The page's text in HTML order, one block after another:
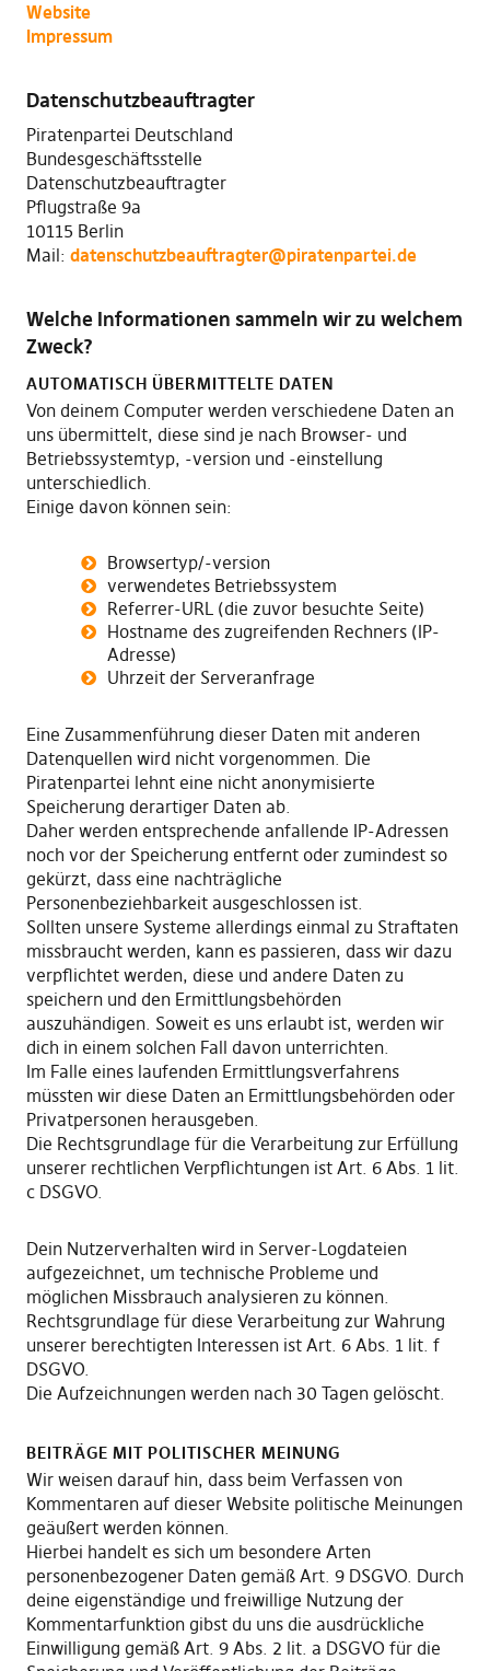
Website
Impressum
Datenschutzbeauftragter
Piratenpartei Deutschland
Bundesgeschäftsstelle
Datenschutzbeauftragter
Pflugstraße 9a
10115 Berlin
Mail: datenschutzbeauftragter@piratenpartei.de
Welche Informationen sammeln wir zu welchem
Zweck?
AUTOMATISCH ÜBERMITTELTE DATEN
Von deinem Computer werden verschiedene Daten an
uns übermittelt, diese sind je nach Browser- und
Betriebssystemtyp, -version und -einstellung
unterschiedlich.
Einige davon können sein:
Browsertyp/-version
verwendetes Betriebssystem
Referrer-URL (die zuvor besuchte Seite)
Hostname des zugreifenden Rechners (IP-
Adresse)
Uhrzeit der Serveranfrage
Eine Zusammenführung dieser Daten mit anderen
Datenquellen wird nicht vorgenommen. Die
Piratenpartei lehnt eine nicht anonymisierte
Speicherung derartiger Daten ab.
Daher werden entsprechende anfallende IP-Adressen
noch vor der Speicherung entfernt oder zumindest so
gekürzt, dass eine nachträgliche
Personenbeziehbarkeit ausgeschlossen ist.
Sollten unsere Systeme allerdings einmal zu Straftaten
missbraucht werden, kann es passieren, dass wir dazu
verpflichtet werden, diese und andere Daten zu
speichern und den Ermittlungsbehörden
auszuhändigen. Soweit es uns erlaubt ist, werden wir
dich in einem solchen Fall davon unterrichten.
Im Falle eines laufenden Ermittlungsverfahrens
müssten wir diese Daten an Ermittlungsbehörden oder
Privatpersonen herausgeben.
Die Rechtsgrundlage für die Verarbeitung zur Erfüllung
unserer rechtlichen Verpflichtungen ist Art. 6 Abs. 1 lit.
c DSGVO.
Dein Nutzerverhalten wird in Server-Logdateien
aufgezeichnet, um technische Probleme und
möglichen Missbrauch analysieren zu können.
Rechtsgrundlage für diese Verarbeitung zur Wahrung
unserer berechtigten Interessen ist Art. 6 Abs. 1 lit. f
DSGVO.
Die Aufzeichnungen werden nach 30 Tagen gelöscht.
BEITRÄGE MIT POLITISCHER MEINUNG
Wir weisen darauf hin, dass beim Verfassen von
Kommentaren auf dieser Website politische Meinungen
geäußert werden können.
Hierbei handelt es sich um besondere Arten
personenbezogener Daten gemäß Art. 9 DSGVO. Durch
deine eigenständige und freiwillige Nutzung der
Kommentarfunktion gibst du uns die ausdrückliche
Einwilligung gemäß Art. 9 Abs. 2 lit. a DSGVO für die